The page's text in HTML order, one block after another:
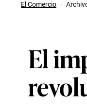
El Comercio ·
El